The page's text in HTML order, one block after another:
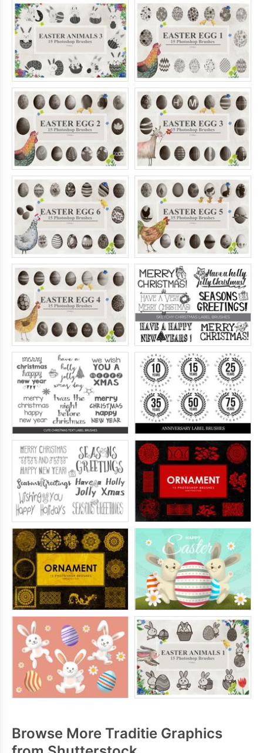
Browse More Traditie Graphics